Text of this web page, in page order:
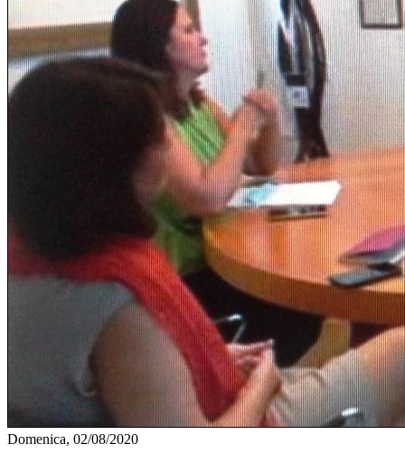
Domenica, 02/08/2020